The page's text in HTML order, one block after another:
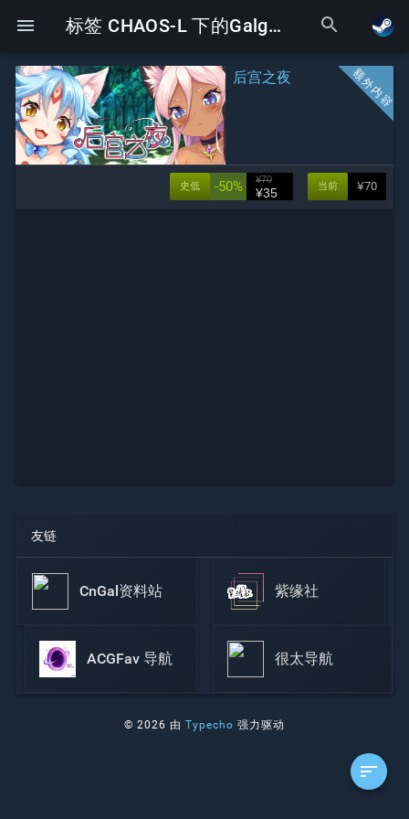
menu 标签 CHAOS-L 下的Galgame search
后宫之夜
¥70
当前
-50% ¥70
¥35
史低
友链
CnGal资料站 紫缘社
ACGFav 导航 很太导航
© 2026 由Typecho 强力驱动
sort